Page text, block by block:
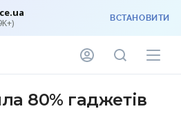
ВСТАНОВИТИ
80% гаджетів